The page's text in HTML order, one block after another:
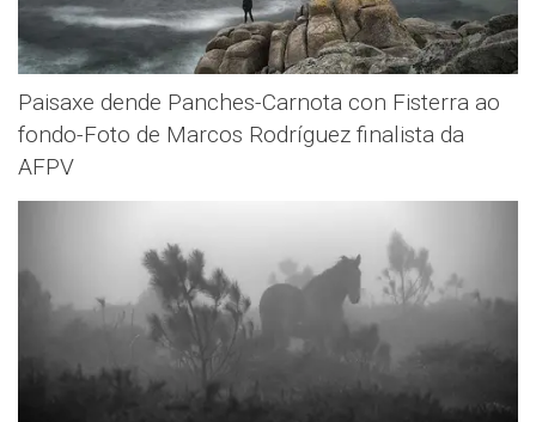
Paisaxe dende Panches-Carnota con Fisterra ao
fondo-Foto de Marcos Rodríguez finalista da
AFPV